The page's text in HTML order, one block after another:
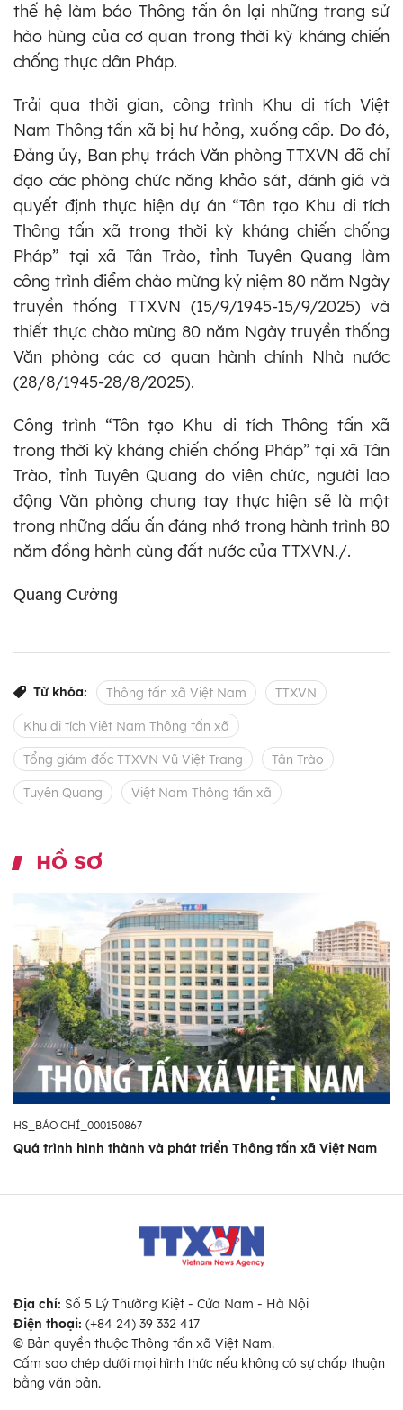
thế hệ làm báo Thông tấn ôn lại những trang sử
hào hùng của cơ quan trong thời kỳ kháng chiến
chống thực dân Pháp.
Trải qua thời gian, công trình Khu di tích Việt
Nam Thông tấn xã bị hư hỏng, xuống cấp. Do đó,
Đảng ủy, Ban phụ trách Văn phòng TTXVN đã chỉ
đạo các phòng chức năng khảo sát, đánh giá và
quyết định thực hiện dự án “Tôn tạo Khu di tích
Thông tấn xã trong thời kỳ kháng chiến chống
Pháp” tại xã Tân Trào, tỉnh Tuyên Quang làm
công trình điểm chào mừng kỷ niệm 80 năm Ngày
truyền thống TTXVN (15/9/1945-15/9/2025) và
thiết thực chào mừng 80 năm Ngày truyền thống
Văn phòng các cơ quan hành chính Nhà nước
(28/8/1945-28/8/2025).
Công trình “Tôn tạo Khu di tích Thông tấn xã
trong thời kỳ kháng chiến chống Pháp” tại xã Tân
Trào, tỉnh Tuyên Quang do viên chức, người lao
động Văn phòng chung tay thực hiện sẽ là một
trong những dấu ấn đáng nhớ trong hành trình 80
năm đồng hành cùng đất nước của TTXVN./.
Quang Cường
Từ khóa: Thông tấn xã Việt Nam TTXVN
Khu di tích Việt Nam Thông tấn xã
Tổng giám đốc TTXVN Vũ Việt Trang Tân Trào
Tuyên Quang Việt Nam Thông tấn xã
HỒ SƠ
HS_BÁO CHÍ_000150867
Quá trình hình thành và phát triển Thông tấn xã Việt Nam
Địa chỉ: Số 5 Lý Thường Kiệt - Cửa Nam - Hà Nội
Điện thoại: (+84 24) 39 332 417
© Bản quyền thuộc Thông tấn xã Việt Nam.
Cấm sao chép dưới mọi hình thức nếu không có sự chấp thuận
bằng văn bản.